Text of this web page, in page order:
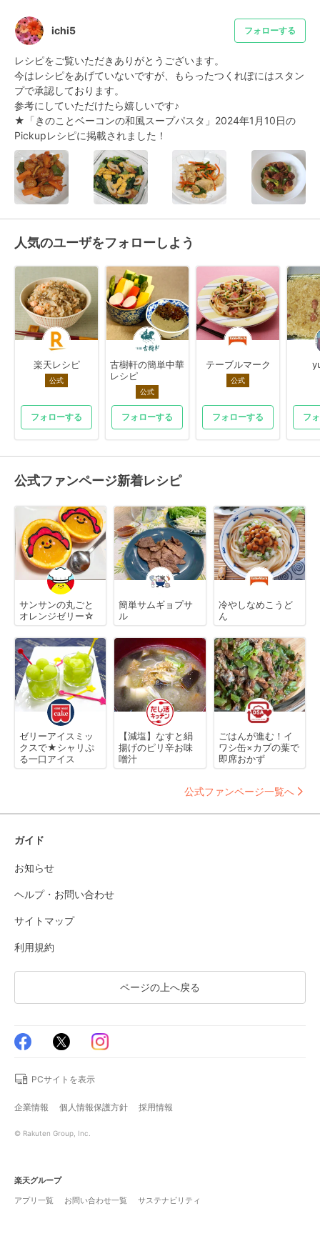
ichi5 フォローする
レシピをご覧いただきありがとうございます。
今はレシピをあげていないですが、もらったつくれぽにはスタン
プで承認しております。
参考にしていただけたら嬉しいです♪
★「きのことベーコンの和風スープパスタ」2024年1月10日の
Pickupレシピに掲載されました！
人気のユーザをフォローしよう
楽天レシピ
公式
フォローする
古樹軒の簡単中華
レシピ
公式
フォローする
テーブルマーク
公式
フォローする フ
公式ファンページ新着レシピ
サンサンの丸ごと
オレンジゼリー☆
簡単サムギョプサ
ル
冷やしなめこうど
ん
ゼリーアイスミッ
クスで★シャリぷ
る一口アイス
【減塩】なすと絹
揚げのピリ辛お味
噌汁
ごはんが進む！イ
ワシ缶×カブの葉で
即席おかず
公式ファンページ一覧へ
ガイド
お知らせ
ヘルプ・お問い合わせ
サイトマップ
利用規約
ページの上へ戻る
PCサイトを表示
企業情報 個人情報保護方針 採用情報
© Rakuten Group, Inc.
楽天グループ
アプリ一覧
お問い合わせ一覧 サステナビリティ